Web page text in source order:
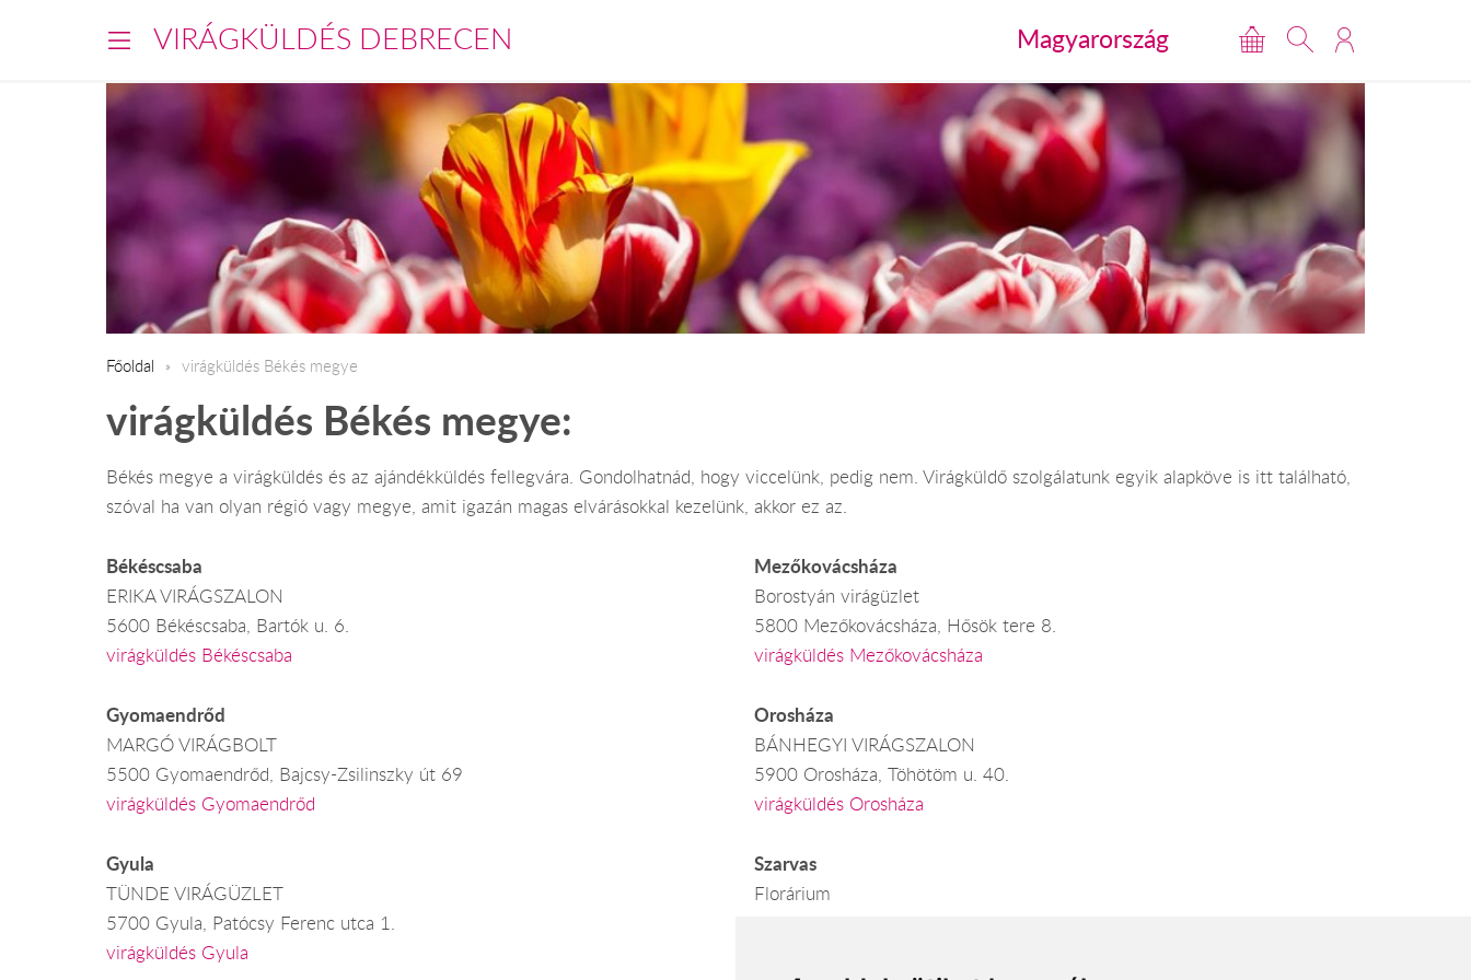
VIRÁGKÜLDÉS DEBRECEN Magyarország
Főoldal virágküldés Békés megye
virágküldés Békés megye:
Békés megye a virágküldés és az ajándékküldés fellegvára. Gondolhatnád, hogy viccelünk, pedig nem. Virágküldő szolgálatunk egyik alapköve is itt található,
szóval ha van olyan régió vagy megye, amit igazán magas elvárásokkal kezelünk, akkor ez az.
Békéscsaba
ERIKA VIRÁGSZALON
5600 Békéscsaba, Bartók u. 6.
virágküldés Békéscsaba
Gyomaendrőd
MARGÓ VIRÁGBOLT
5500 Gyomaendrőd, Bajcsy-Zsilinszky út 69
virágküldés Gyomaendrőd
Gyula
TÜNDE VIRÁGÜZLET
5700 Gyula, Patócsy Ferenc utca 1.
virágküldés Gyula
Mezőkovácsháza
Borostyán virágüzlet
5800 Mezőkovácsháza, Hősök tere 8.
virágküldés Mezőkovácsháza
Orosháza
BÁNHEGYI VIRÁGSZALON
5900 Orosháza, Töhötöm u. 40.
virágküldés Orosháza
Szarvas
Florárium